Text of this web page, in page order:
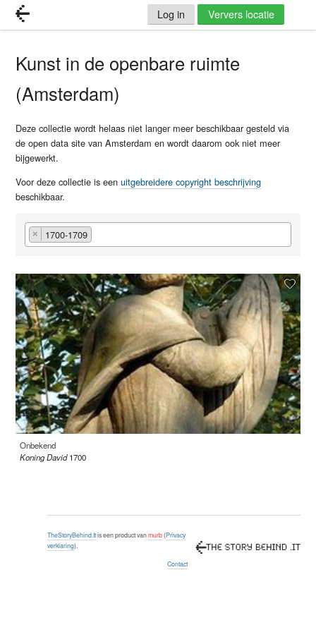
Log in Ververs locatie
Kunst in de openbare ruimte
(Amsterdam)
Deze collectie wordt helaas niet langer meer beschikbaar gesteld via
de open data site van Amsterdam en wordt daarom ook niet meer
bijgewerkt.
Voor deze collectie is eenuitgebreidere copyright beschrijving
beschikbaar.
× 1700-1709
Onbekend
Koning David 1700
TheStoryBehind.Itis een product vanmurb(Privacy
verklaring).
Contact